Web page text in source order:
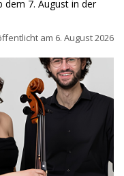
dem 7. August in der
am 6. August 2026